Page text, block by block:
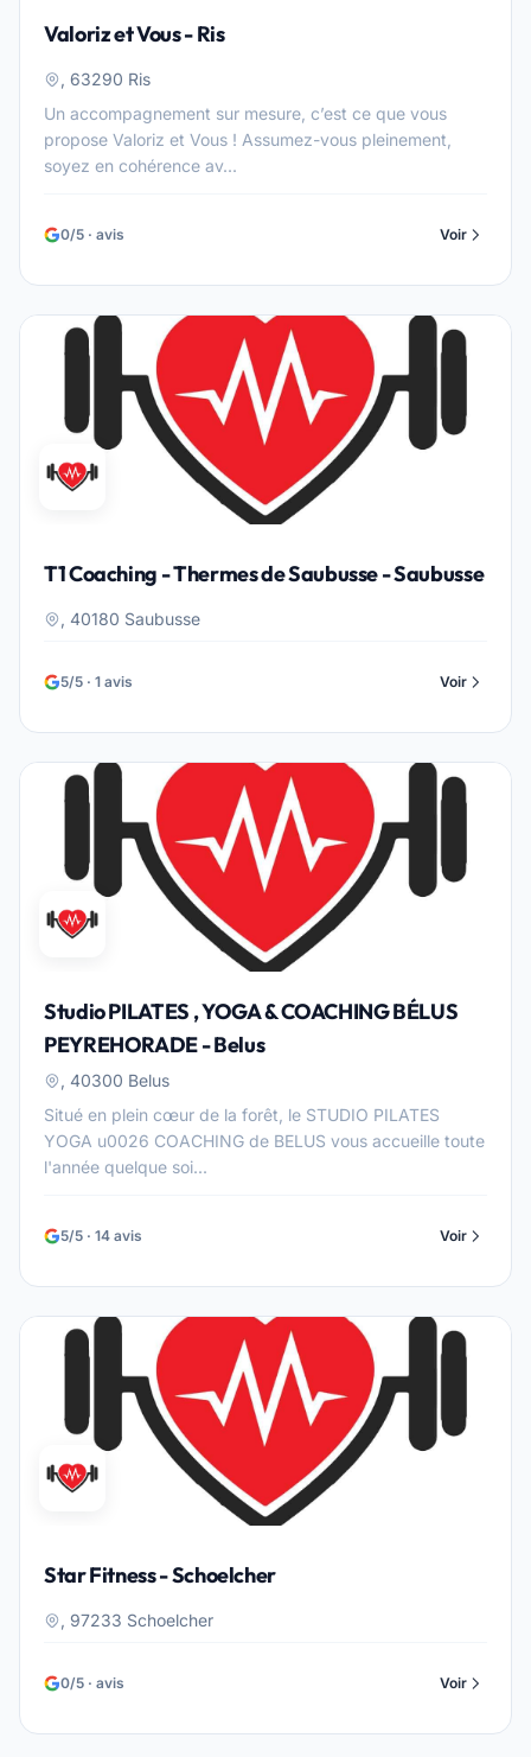
Valoriz et Vous - Ris
, 63290 Ris
Un accompagnement sur mesure, c’est ce que vous
propose Valoriz et Vous ! Assumez-vous pleinement,
soyez en cohérence av...
0/5 · avis Voir
T1 Coaching - Thermes de Saubusse - Saubusse
, 40180 Saubusse
5/5 · 1 avis Voir
Studio PILATES , YOGA & COACHING BÉLUS
PEYREHORADE - Belus
, 40300 Belus
Situé en plein cœur de la forêt, le STUDIO PILATES
YOGA u0026 COACHING de BELUS vous accueille toute
l'année quelque soi...
5/5 · 14 avis Voir
Star Fitness - Schoelcher
, 97233 Schoelcher
0/5 · avis Voir